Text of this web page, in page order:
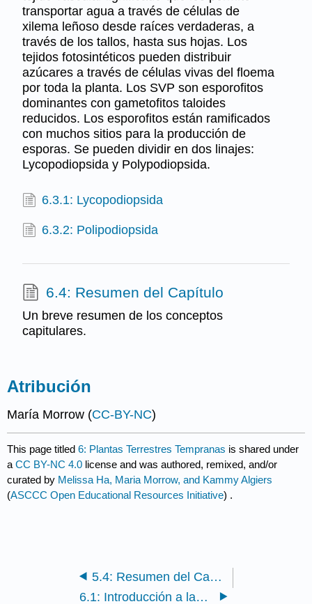
transportar agua a través de células de
xilema leñoso desde raíces verdaderas, a
través de los tallos, hasta sus hojas. Los
tejidos fotosintéticos pueden distribuir
azúcares a través de células vivas del floema
por toda la planta. Los SVP son esporofitos
dominantes con gametofitos taloides
reducidos. Los esporofitos están ramificados
con muchos sitios para la producción de
esporas. Se pueden dividir en dos linajes:
Lycopodiopsida y Polypodiopsida.
6.3.1: Lycopodiopsida
6.3.2: Polipodiopsida
6.4: Resumen del Capítulo
Un breve resumen de los conceptos
capitulares.
Atribución
María Morrow (CC-BY-NC)
This page titled6: Plantas Terrestres Tempranas is shared under
aCC BY-NC 4.0 license and was authored, remixed, and/or
curated by Melissa Ha, Maria Morrow, and Kammy Algiers
(ASCCC Open Educational Resources Initiative) .
5.4: Resumen del Capítulo
6.1: Introducción a las Plantas Terrestres Tempranas